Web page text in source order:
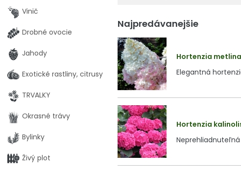
Najpredávanejšie
Hortenzia
Elegantná
Hortenzia
Vinič
Drobné ovocie
Jahody
Exotické rastliny, citrusy
TRVALKY
Okrasné trávy
Bylinky
Živý plot